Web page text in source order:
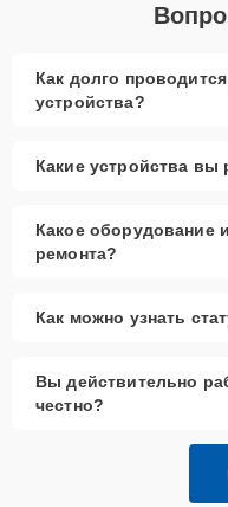
Как долго
устройства?
Какие устройства вы
Какое оборудование
ремонта?
Как можно узнать
Вы действительно
честно?